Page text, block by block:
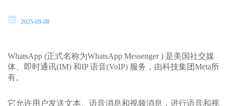
2025-09-08
WhatsApp (正式名称为WhatsApp Messenger ) 是美国社交媒
体、即时通讯(IM) 和IP 语音(VoIP) 服务，由科技集团Meta所
有。
它允许用户发送文本、语音消息和视频消息，进行语音和视